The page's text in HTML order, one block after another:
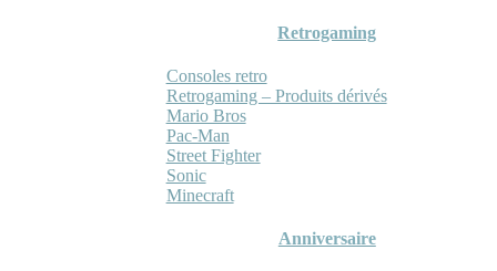
Retrogaming
Consoles retro
Retrogaming – Produits dérivés
Mario Bros
Pac-Man
Street Fighter
Sonic
Minecraft
Anniversaire